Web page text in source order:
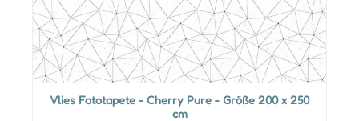
Vlies Fototapete - Cherry Pure - Größe 200 x 250
cm